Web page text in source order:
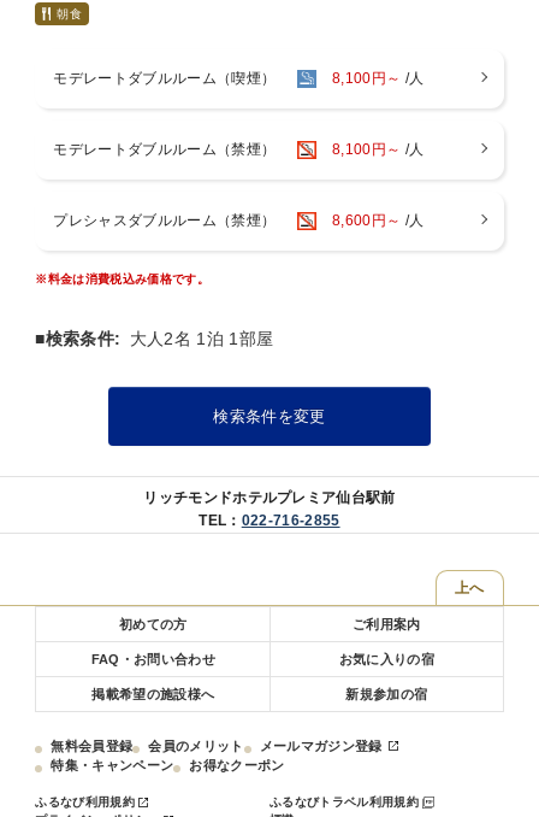
いただきます。
ビジネス、一人旅、家族、カップル、女子会にオススメ！
宮城県産のお米「ひとめぼれ」を使用した郷土料理「はらこ飯」や豊
富なサラダビュッフェなど、東北・仙台を感じていただける和洋ビュ
営業時間：6：30〜9：30最終入店
朝食
モデレートダブルルーム（喫煙） 8,100円～ /人
モデレートダブルルーム（禁煙） 8,100円～ /人
プレシャスダブルルーム（禁煙） 8,600円～ /人
※料金は消費税込み価格です。
■検索条件: 大人2名 1泊 1部屋
検索条件を変更
リッチモンドホテルプレミア仙台駅前
TEL： 022-716-2855
上へ
初めての方 ご利用案内
FAQ・お問い合わせ お気に入りの宿
掲載希望の施設様へ 新規参加の宿
無料会員登録 会員のメリット
メールマガジン登録
特集・キャンペーン
お得なクーポン
ふるなび利用規約
ふるなびトラベル利用規約